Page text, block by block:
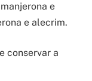
e
e alecrim.
conservar a